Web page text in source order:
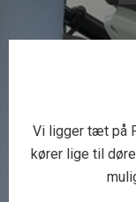
Vi ligger tæt på
kører lige til